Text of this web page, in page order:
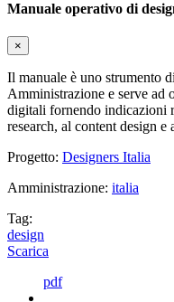
Manuale operativo di
×
Il manuale è uno strumento
Amministrazione e serve ad
digitali fornendo indicazioni
research, al content design e
Progetto: Designers Italia
Amministrazione: italia
Tag:
design
Scarica
pdf